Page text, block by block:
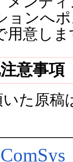
ョンへ
用意し
意事項
いた原稿